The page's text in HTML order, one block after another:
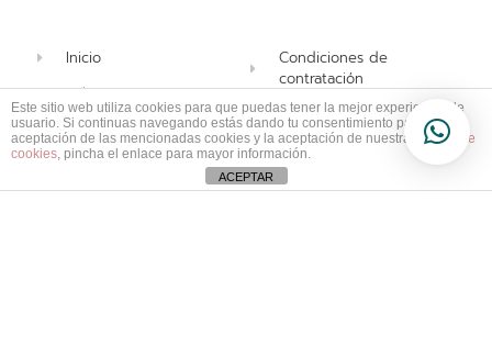
Inicio
Sobre mí
Blog
Condiciones de
contratación
Aviso legal
Política de privacidad
Política de cookies
Este sitio web utiliza cookies para que puedas tener la mejor experiencia de
usuario. Si continuas navegando estás dando tu consentimiento para la
aceptación de las mencionadas cookies y la aceptación de nuestra
política de
cookies, pincha el enlace para mayor información.
ACEPTAR